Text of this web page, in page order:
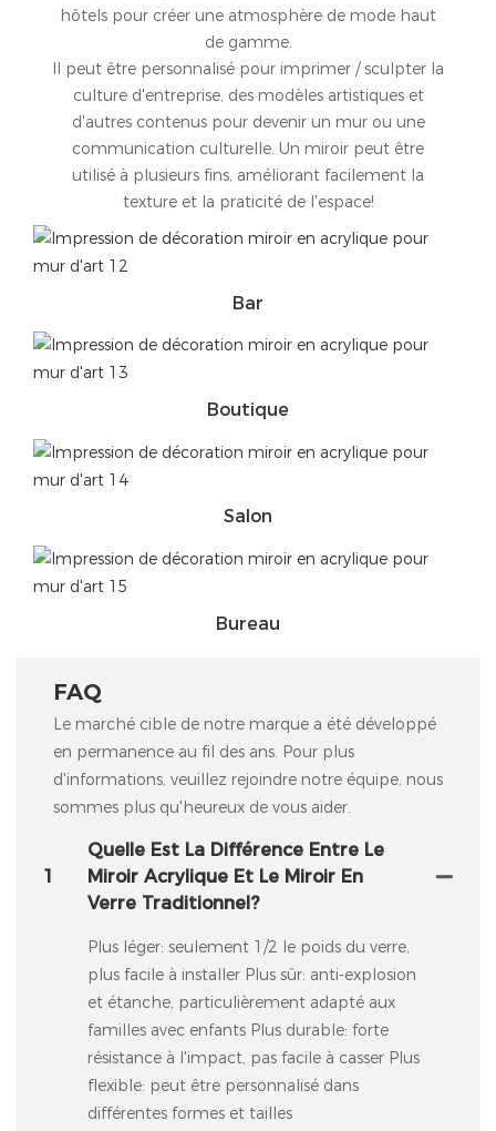
hôtels pour créer une atmosphère de mode haut
de gamme.
Il peut être personnalisé pour imprimer / sculpter la
culture d'entreprise, des modèles artistiques et
d'autres contenus pour devenir un mur ou une
communication culturelle. Un miroir peut être
utilisé à plusieurs fins, améliorant facilement la
texture et la praticité de l'espace!
Bar
Boutique
Salon
Bureau
FAQ
Le marché cible de notre marque a été développé
en permanence au fil des ans. Pour plus
d'informations, veuillez rejoindre notre équipe, nous
sommes plus qu'heureux de vous aider.
1
Quelle Est La Différence Entre Le
Miroir Acrylique Et Le Miroir En
Verre Traditionnel?
Plus léger: seulement 1/2 le poids du verre,
plus facile à installer Plus sûr: anti-explosion
et étanche, particulièrement adapté aux
familles avec enfants Plus durable: forte
résistance à l'impact, pas facile à casser Plus
flexible: peut être personnalisé dans
différentes formes et tailles